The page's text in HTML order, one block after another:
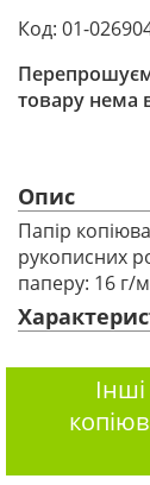
Код: 01-
товару нема
Опис
Папір
рукописних
паперу: 16 г/